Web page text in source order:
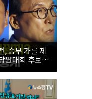
, 승부 가를 제
원대회 후보자